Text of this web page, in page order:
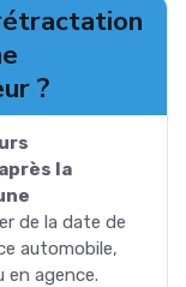
?
la
de la date de
automobile,
en agence.